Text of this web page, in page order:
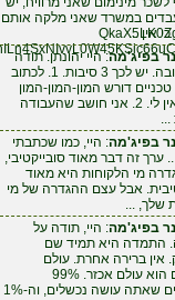
מלקה אותם
תודה
על התגובה. יש לכך 3 סיבות. 1. לכתוב
המון-המון
חושב שהעבודה
כמו שכתבתי
סובייקטיבי,
היא מאוד
של מי
תודה על
שם
עולם
העסקים הוא עולם אכזר. 99%
מהדברים שאתה עושה נכשלים, וה-1%
אתה בכלל
כך לעזור
כל הכסף
איך אני
את כל הכסף
אבל... האמת